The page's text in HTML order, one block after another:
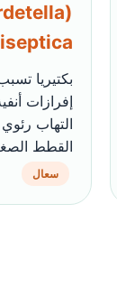
بكتيريا
إفرازات
التهاب
القطط
سعال